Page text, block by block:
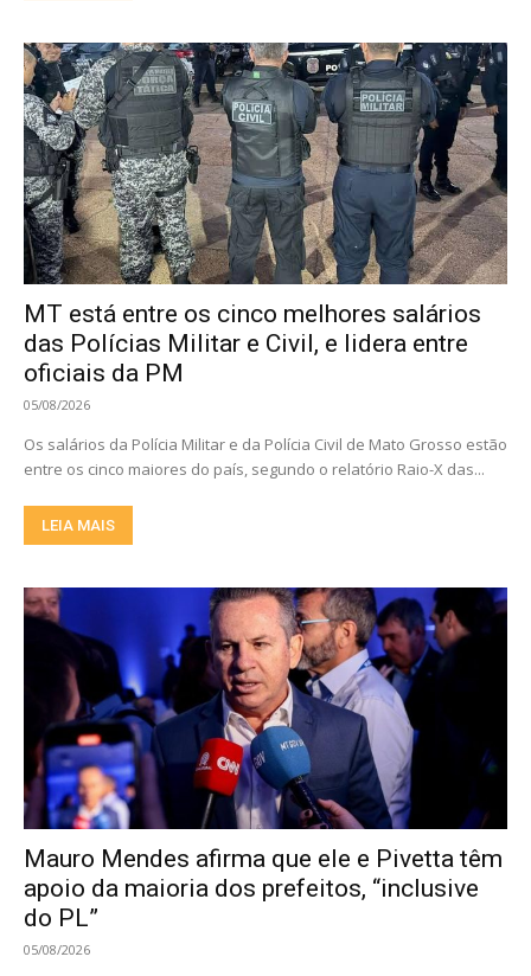
MT está entre os cinco melhores salários
das Polícias Militar e Civil, e lidera entre
oficiais da PM
05/08/2026
Os salários da Polícia Militar e da Polícia Civil de Mato Grosso estão
entre os cinco maiores do país, segundo o relatório Raio-X das...
LEIA MAIS
Mauro Mendes afirma que ele e Pivetta têm
apoio da maioria dos prefeitos, “inclusive
do PL”
05/08/2026